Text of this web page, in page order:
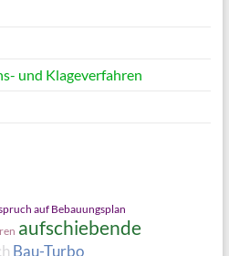
und Klageverfahren
auf Bebauungsplan
aufschiebende
Bau-Turbo